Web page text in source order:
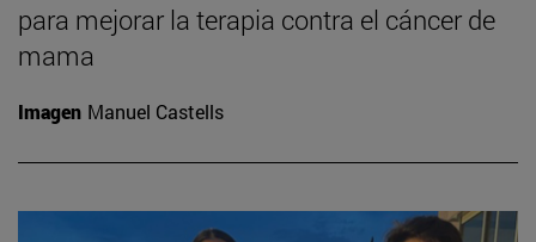
para mejorar la terapia contra el cáncer de
mama
Imagen Manuel Castells